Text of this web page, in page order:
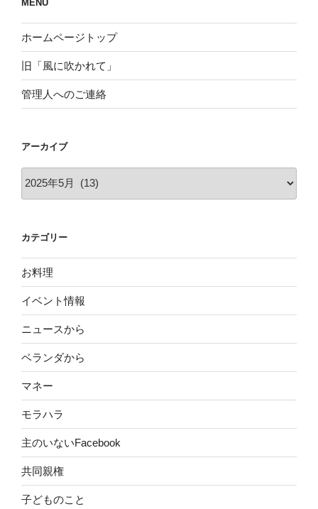
MENU
ホームページトップ
旧「風に吹かれて」
管理人へのご連絡
アーカイブ
ブ
カテゴリー
お料理
イベント情報
ニュースから
ベランダから
マネー
モラハラ
主のいないFacebook
共同親権
子どものこと